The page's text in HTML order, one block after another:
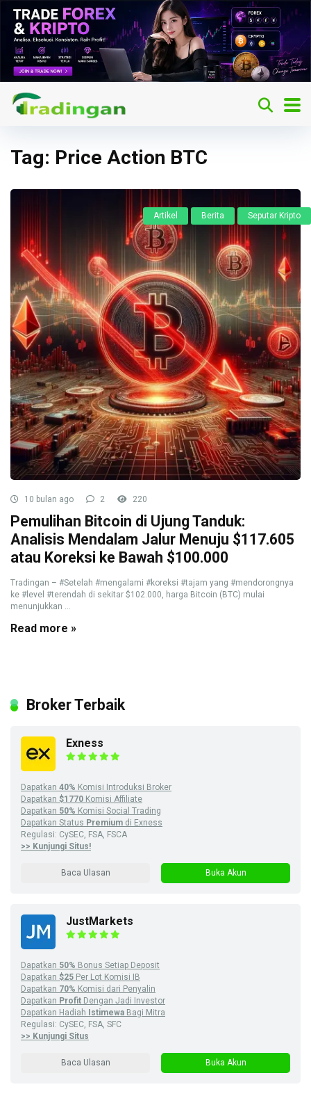
Tag: Price Action BTC
Artikel Berita Seputar Kripto
10 bulan ago 2 220
Pemulihan Bitcoin di Ujung Tanduk:
Analisis Mendalam Jalur Menuju $117.605
atau Koreksi ke Bawah $100.000
Tradingan – #Setelah #mengalami #koreksi #tajam yang #mendorongnya
ke #level #terendah di sekitar $102.000, harga Bitcoin (BTC) mulai
menunjukkan ...
Read more »
Broker Terbaik
Exness
Dapatkan 40% Komisi Introduksi Broker
Dapatkan $1770 Komisi Affiliate
Dapatkan 50% Komisi Social Trading
Dapatkan Status Premium di Exness
Regulasi: CySEC, FSA, FSCA
>> Kunjungi Situs!
Baca Ulasan Buka Akun
JustMarkets
Dapatkan 50% Bonus Setiap Deposit
Dapatkan $25 Per Lot Komisi IB
Dapatkan 70% Komisi dari Penyalin
Dapatkan Profit Dengan Jadi Investor
Dapatkan Hadiah Istimewa Bagi Mitra
Regulasi: CySEC, FSA, SFC
>> Kunjungi Situs
Baca Ulasan Buka Akun